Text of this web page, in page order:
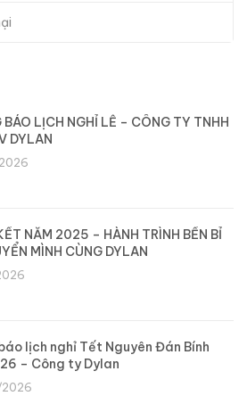
BÁO LỊCH NGHỈ LỄ – CÔNG TY TNHH
DYLAN
NĂM 2025 – HÀNH TRÌNH BỀN BỈ
MÌNH CÙNG DYLAN
lịch nghỉ Tết Nguyên Đán Bính
– Công ty Dylan